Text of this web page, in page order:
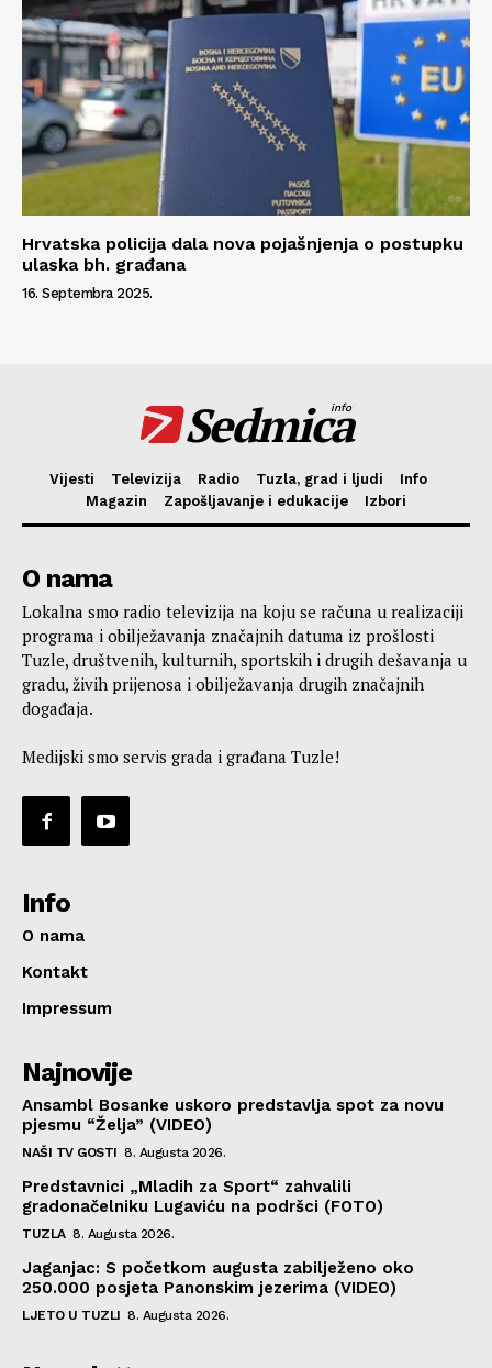
Hrvatska policija dala nova pojašnjenja o postupku
ulaska bh. građana
16. Septembra 2025.
Sedmica
info
Vijesti Televizija Radio Tuzla, grad i ljudi
Info
Magazin
Zapošljavanje i edukacije Izbori
O nama
Lokalna smo radio televizija na koju se računa u realizaciji
programa i obilježavanja značajnih datuma iz prošlosti
Tuzle, društvenih, kulturnih, sportskih i drugih dešavanja u
gradu, živih prijenosa i obilježavanja drugih značajnih
događaja.
Medijski smo servis grada i građana Tuzle!
Info
O nama
Kontakt
Impressum
Najnovije
Ansambl Bosanke uskoro predstavlja spot za novu
pjesmu “Želja” (VIDEO)
NAŠI TV GOSTI 8. Augusta 2026.
Predstavnici „Mladih za Sport“ zahvalili
gradonačelniku Lugaviću na podršci (FOTO)
TUZLA 8. Augusta 2026.
Jaganjac: S početkom augusta zabilježeno oko
250.000 posjeta Panonskim jezerima (VIDEO)
LJETO U TUZLI 8. Augusta 2026.